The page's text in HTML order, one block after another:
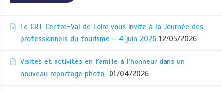
Le CRT Centre-Val de Loire vous invite à la Journée des
professionnels du tourisme – 4 juin 2026 12/05/2026
Visites et activités en famille à l’honneur dans un
nouveau reportage photo
01/04/2026